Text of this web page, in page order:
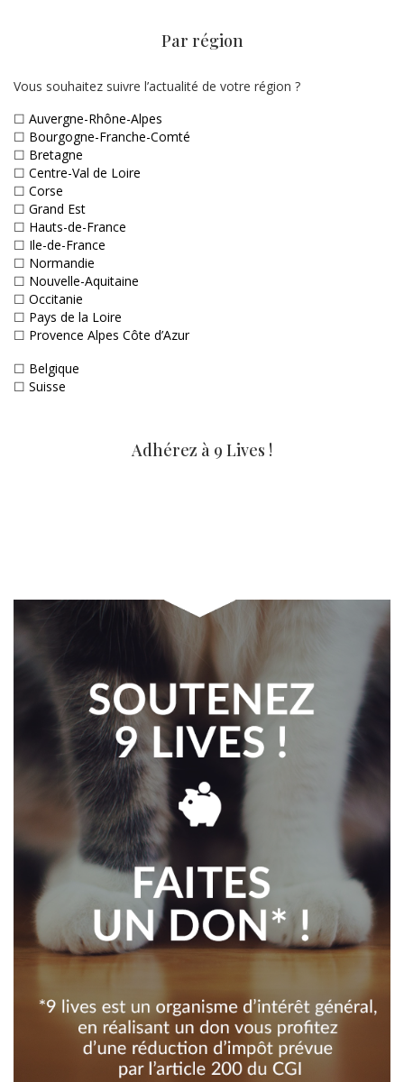
Par région
Vous souhaitez suivre l’actualité de votre région ?
☐ Auvergne-Rhône-Alpes
☐ Bourgogne-Franche-Comté
☐ Bretagne
☐ Centre-Val de Loire
☐ Corse
☐ Grand Est
☐ Hauts-de-France
☐ Ile-de-France
☐ Normandie
☐ Nouvelle-Aquitaine
☐ Occitanie
☐ Pays de la Loire
☐ Provence Alpes Côte d’Azur
☐ Belgique
☐ Suisse
Adhérez à 9 Lives !